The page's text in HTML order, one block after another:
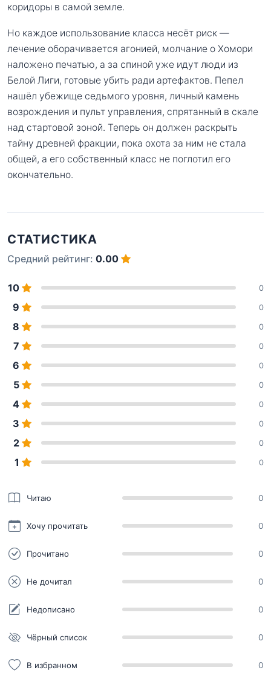
коридоры в самой земле.
Но каждое использование класса несёт риск —
лечение оборачивается агонией, молчание о Хомори
наложено печатью, а за спиной уже идут люди из
Белой Лиги, готовые убить ради артефактов. Пепел
нашёл убежище седьмого уровня, личный камень
возрождения и пульт управления, спрятанный в скале
над стартовой зоной. Теперь он должен раскрыть
тайну древней фракции, пока охота за ним не стала
общей, а его собственный класс не поглотил его
окончательно.
СТАТИСТИКА
Средний рейтинг: 0.00
10 0
9 0
8 0
7 0
6 0
5 0
4 0
3 0
2 0
1 0
Читаю 0
Хочу прочитать 0
Прочитано 0
Не дочитал 0
Недописано 0
Чёрный список 0
В избранном 0